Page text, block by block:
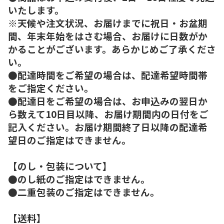
いたします。
※天候や注文状況、お届けまでに祝日・お盆期
間、年末年始をはさむ場合、お届けに日数がか
かることがございます。あらかじめご了承くださ
い。
●配達時間をご希望の場合は、配達希望時間帯
をご指定ください。
●配達日をご希望の場合は、お申込みの翌日か
ら数えて10日目以降、お届け期間内の日付をご
記入ください。お届け期間終了日以降の配達希
望日のご指定はできません。
【のし・包装について】
●のし紙のご指定はできません。
●二重包装のご指定はできません。
【送料】